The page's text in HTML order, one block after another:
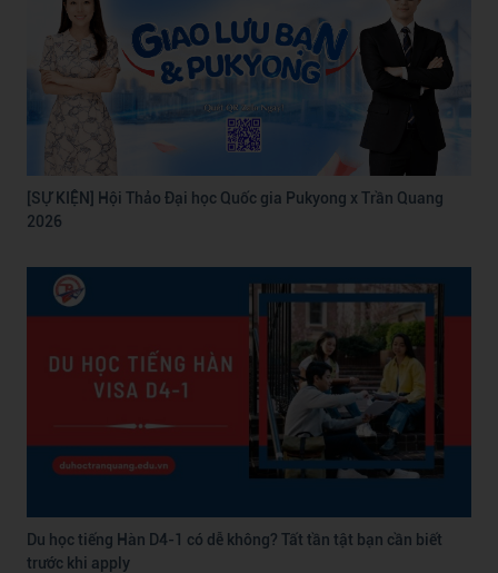
[SỰ KIỆN] Hội Thảo Đại học Quốc gia Pukyong x Trần Quang
2026
Du học tiếng Hàn D4-1 có dễ không? Tất tần tật bạn cần biết
trước khi apply